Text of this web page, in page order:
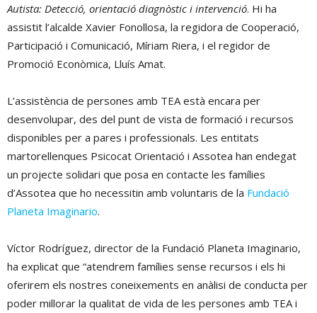
Autista: Detecció, orientació diagnòstic i intervenció. Hi ha
assistit l’alcalde Xavier Fonollosa, la regidora de Cooperació,
Participació i Comunicació, Míriam Riera, i el regidor de
Promoció Econòmica, Lluís Amat.
L’assistència de persones amb TEA està encara per
desenvolupar, des del punt de vista de formació i recursos
disponibles per a pares i professionals. Les entitats
martorellenques Psicocat Orientació i Assotea han endegat
un projecte solidari que posa en contacte les famílies
d’Assotea que ho necessitin amb voluntaris de la Fundació
Planeta Imaginario.
Víctor Rodríguez, director de la Fundació Planeta Imaginario,
ha explicat que “atendrem famílies sense recursos i els hi
oferirem els nostres coneixements en anàlisi de conducta per
poder millorar la qualitat de vida de les persones amb TEA i